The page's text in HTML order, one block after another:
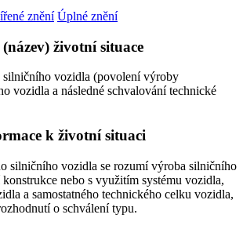
znění Úplné znění
životní situace
vozidla (povolení výroby
vozidla a následné schvalování technické
k životní situaci
silničního vozidla se rozumí výroba silničního
nebo s využitím systému vozidla,
a samostatného technického celku vozidla,
o schválení typu.